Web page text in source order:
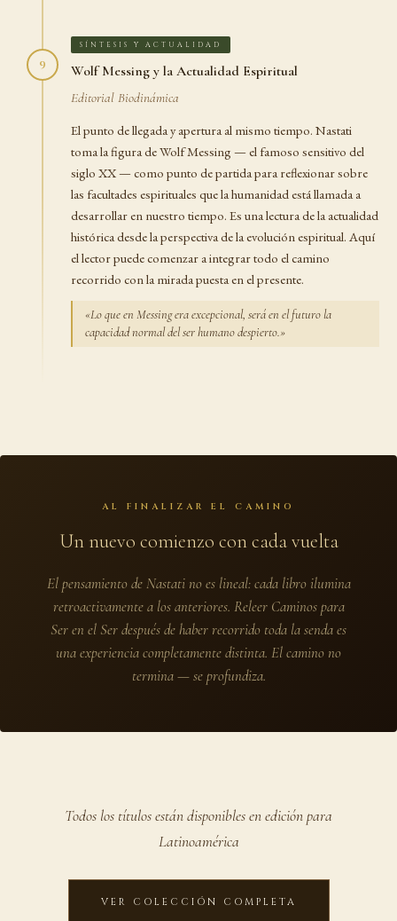
9
SÍNTESIS Y ACTUALIDAD
Wolf Messing y la Actualidad Espiritual
Editorial Biodinámica
El punto de llegada y apertura al mismo tiempo. Nastati
toma la figura de Wolf Messing — el famoso sensitivo del
siglo XX — como punto de partida para reflexionar sobre
las facultades espirituales que la humanidad está llamada a
desarrollar en nuestro tiempo. Es una lectura de la actualidad
histórica desde la perspectiva de la evolución espiritual. Aquí
el lector puede comenzar a integrar todo el camino
recorrido con la mirada puesta en el presente.
«Lo que en Messing era excepcional, será en el futuro la
capacidad normal del ser humano despierto.»
AL FINALIZAR EL CAMINO
Un nuevo comienzo con cada vuelta
El pensamiento de Nastati no es lineal: cada libro ilumina
retroactivamente a los anteriores. Releer Caminos para
Ser en el Serdespués de haber recorrido toda la senda es
una experiencia completamente distinta. El camino no
termina — se profundiza.
Todos los títulos están disponibles en edición para
Latinoamérica
VER COLECCIÓN COMPLETA